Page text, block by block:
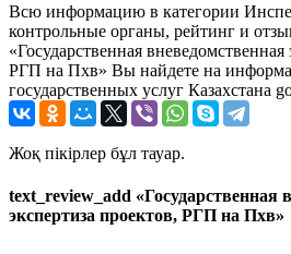
Всю информацию в категории
контрольные органы, рейтинг и
«Государственная вневедомственная
РГП на Пхв» Вы найдете на
государственных услуг Казахстана
Жоқ пікірлер бұл тауар.
text_review_add «Государственная
экспертиза проектов, РГП на Пхв»